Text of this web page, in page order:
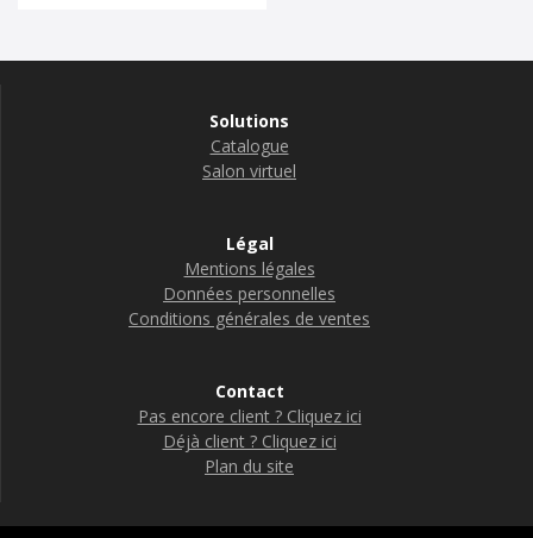
Solutions
Catalogue
Salon virtuel
Légal
Mentions légales
Données personnelles
Conditions générales de ventes
Contact
Pas encore client ? Cliquez ici
Déjà client ? Cliquez ici
Plan du site